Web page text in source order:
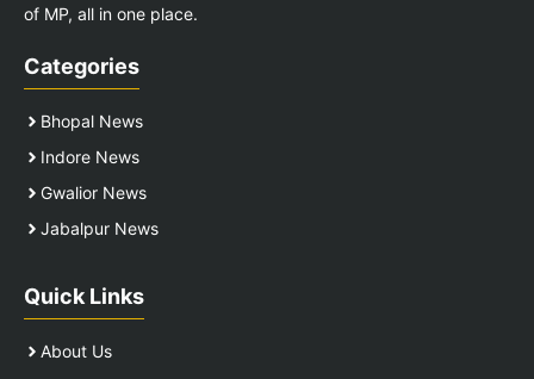
of MP, all in one place.
Categories
Bhopal News
Indore News
Gwalior News
Jabalpur News
Quick Links
About Us